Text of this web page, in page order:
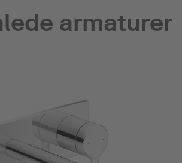
armaturer